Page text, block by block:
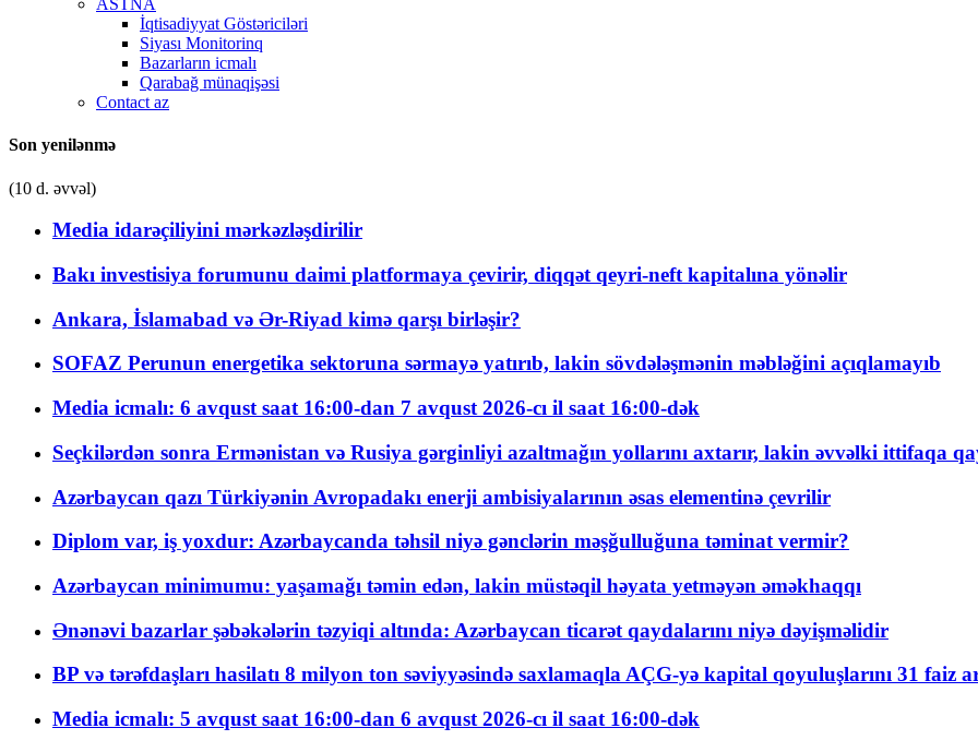
ASTNA
İqtisadiyyat Göstəriciləri
Siyası Monitorinq
Bazarların icmalı
Qarabağ münaqişəsi
Contact az
Son yenilənmə
(10 d. əvvəl)
Media idarəçiliyini mərkəzləşdirilir
Bakı investisiya forumunu daimi platformaya çevirir, diqqət qeyri-neft kapitalına yönəlir
Ankara, İslamabad və Ər-Riyad kimə qarşı birləşir?
SOFAZ Perunun energetika sektoruna sərmayə yatırıb, lakin sövdələşmənin məbləğini açıqlamayıb
Media icmalı: 6 avqust saat 16:00-dan 7 avqust 2026-cı il saat 16:00-dək
Seçkilərdən sonra Ermənistan və Rusiya gərginliyi azaltmağın yollarını axtarır, lakin əvvəlki ittifaqa
Azərbaycan qazı Türkiyənin Avropadakı enerji ambisiyalarının əsas elementinə çevrilir
Diplom var, iş yoxdur: Azərbaycanda təhsil niyə gənclərin məşğulluğuna təminat vermir?
Azərbaycan minimumu: yaşamağı təmin edən, lakin müstəqil həyata yetməyən əməkhaqqı
Ənənəvi bazarlar şəbəkələrin təzyiqi altında: Azərbaycan ticarət qaydalarını niyə dəyişməlidir
BP və tərəfdaşları hasilatı 8 milyon ton səviyyəsində saxlamaqla AÇG-yə kapital qoyuluşlarını 31 faiz
Media icmalı: 5 avqust saat 16:00-dan 6 avqust 2026-cı il saat 16:00-dək